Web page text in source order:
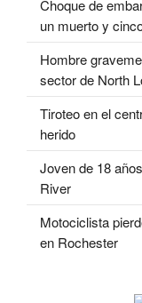
Choque de
un muerto y
Hombre
sector de North
Tiroteo en el
herido
Joven de 18
River
Motociclista
en Rochester